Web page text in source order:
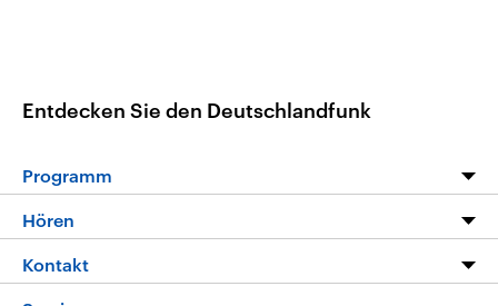
Entdecken Sie den Deutschlandfunk
Programm
Die Nachrichten
Hören
Livestream
Kontakt